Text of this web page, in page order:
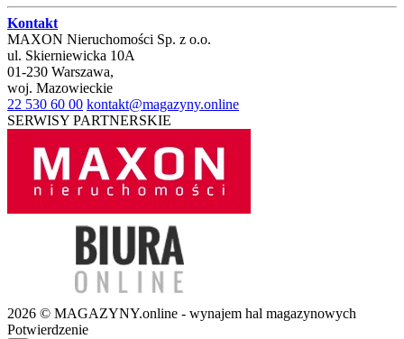
Kontakt
MAXON Nieruchomości Sp. z o.o.
ul. Skierniewicka 10A
01-230 Warszawa,
woj. Mazowieckie
22 530 60 00 kontakt@magazyny.online
SERWISY PARTNERSKIE
2026 © MAGAZYNY.online - wynajem hal magazynowych
Potwierdzenie